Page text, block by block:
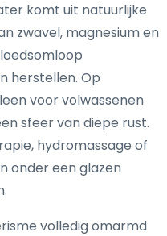
komt uit natuurlijke
zwavel, magnesium en
herstellen. Op
voor volwassenen
sfeer van diepe rust.
hydromassage of
onder een glazen
volledig omarmd